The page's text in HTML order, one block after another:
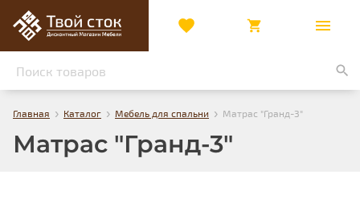
Главная › Каталог › Мебель для спальни › Матрас "Гранд-3"
Матрас "Гранд-3"